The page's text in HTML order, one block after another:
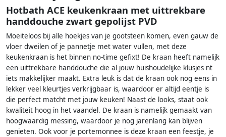
Hotbath ACE keukenkraan met uittrekbare
handdouche zwart gepolijst PVD
Moeiteloos bij alle hoekjes van je gootsteen komen, even gauw de
vloer dweilen of je pannetje met water vullen, met deze
keukenkraan is het binnen no-time gefixt! De kraan heeft namelijk
een uittrekbare handdouche die al jouw huishoudelijke klusjes nt
iets makkelijker maakt. Extra leuk is dat de kraan ook nog eens in
lekker veel kleurtjes verkrijgbaar is, waardoor er altijd eentje is
die perfect matcht met jouw keuken! Naast de looks, staat ook
kwaliteit hoog in het vaandel. De kraan is namelijk gemaakt van
hoogwaardig messing, waardoor je nog jarenlang kan blijven
genieten. Ook voor je portemonnee is deze kraan een feestje, je